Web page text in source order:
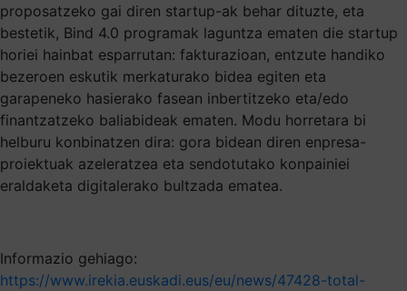
proposatzeko gai diren startup-ak behar dituzte, eta
bestetik, Bind 4.0 programak laguntza ematen die startup
horiei hainbat esparrutan: fakturazioan, entzute handiko
bezeroen eskutik merkaturako bidea egiten eta
garapeneko hasierako fasean inbertitzeko eta/edo
finantzatzeko baliabideak ematen. Modu horretara bi
helburu konbinatzen dira: gora bidean diren enpresa-
proiektuak azeleratzea eta sendotutako konpainiei
eraldaketa digitalerako bultzada ematea.
Informazio gehiago:
https://www.irekia.euskadi.eus/eu/news/47428-total-